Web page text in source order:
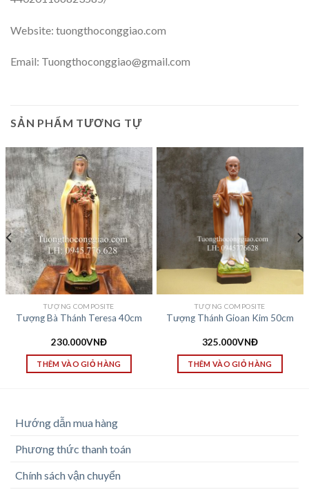
Website: tuongthoconggiao.com
Email: Tuongthoconggiao@gmail.com
SẢN PHẨM TƯƠNG TỰ
TƯỢNG COMPOSITE
Tượng Bà Thánh Teresa 40cm
230.000VNĐ
THÊM VÀO GIỎ HÀNG
TƯỢNG COMPOSITE
Tượng Thánh Gioan Kim 50cm
325.000VNĐ
THÊM VÀO GIỎ HÀNG
Hướng dẫn mua hàng
Phương thức thanh toán
Chính sách vận chuyển